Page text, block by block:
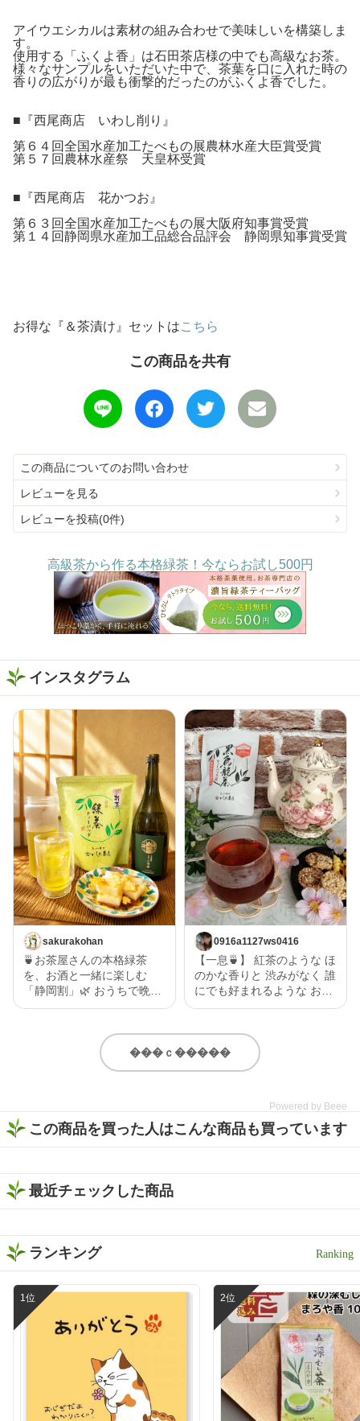
アイウエシカルは素材の組み合わせで美味しいを構築しま
す。
使用する「ふくよ香」は石田茶店様の中でも高級なお茶。
様々なサンプルをいただいた中で、茶葉を口に入れた時の
香りの広がりが最も衝撃的だったのがふくよ香でした。
■『西尾商店 いわし削り』
第６４回全国水産加工たべもの展農林水産大臣賞受賞
第５７回農林水産祭 天皇杯受賞
■『西尾商店 花かつお』
第６３回全国水産加工たべもの展大阪府知事賞受賞
第１４回静岡県水産加工品総合品評会 静岡県知事賞受賞
お得な『＆茶漬け』セットはこちら
この商品を共有
この商品についてのお問い合わせ
レビューを見る
レビューを投稿(0件)
高級茶から作る本格緑茶！今ならお試し500円
インスタグラム
sakurakohan
🍵お茶屋さんの本格緑茶
を、お酒と一緒に楽しむ
「静岡割」🌿 おうちで晩酌
を楽しむなら、お酒だけじ
は、いしだ茶屋のオンライ
ンショップ限定商品【濃旨
年度いしだ茶屋年間売り上
げNo.1👑 販売開始から多く
の方に愛されている、いし
グ商品です🍵 特上の深蒸し
で作られた濃旨緑茶は、テ
香ばしい香りとお茶ならで
はの甘みがふわっと広がっ
淹れたような本格的な美味
しさを楽しめました🍃 そし
て、ぜひ試してほしいのが
「静岡割」🍶🍵 濃旨緑茶テ
お酒で割るだけという、と
ってもシンプルな楽しみ方
みと濃さがしっかり感じら
0916a1127ws0416
【一息🍵】 紅茶のような ほ
のかな香りと 渋みがなく 誰
にでも好まれるような お茶
で一息🍵 黒烏龍なので 和食
もあるので 洋食にもあい 幅
広く 美味しく召し上がれる
と思います。 いしだ茶屋
はストーリーに リンクを貼
り付けたので是非 チェック
してみてください🙇‍♀️ https://
72961890 @ishidachaya #
���ｃ�����
Powered by Beee
この商品を買った人はこんな商品も買っています
最近チェックした商品
ランキング